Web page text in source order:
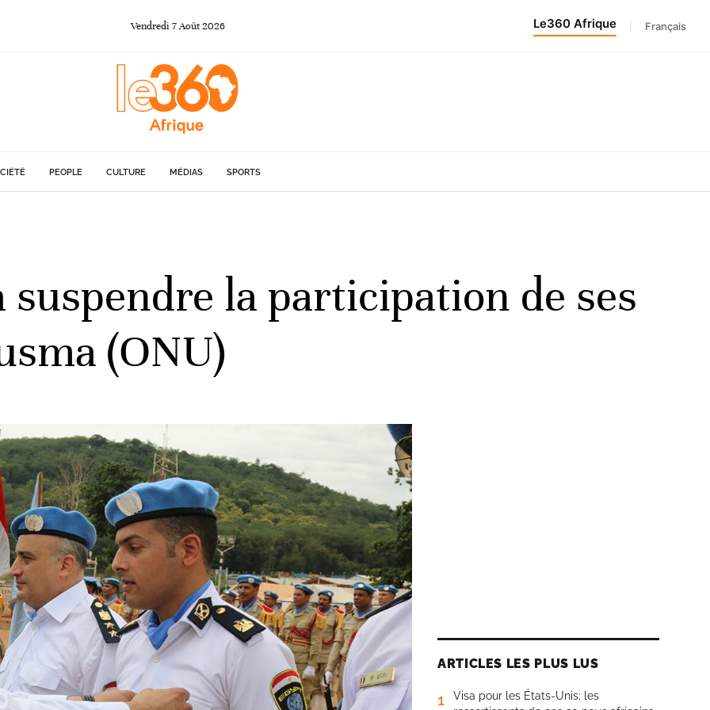
Vendredi 7Août 2026 Le360 Afrique Français
PEOPLE CULTURE MÉDIAS SPORTS
la participation de ses
(ONU)
ARTICLES LES PLUS LUS
1
Visa pour les États-Unis: les